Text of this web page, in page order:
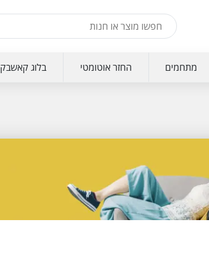
מתחמים החזר אוטומטי בלוג קאשבק